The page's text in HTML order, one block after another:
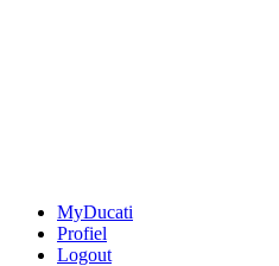
MyDucati
Profiel
Logout